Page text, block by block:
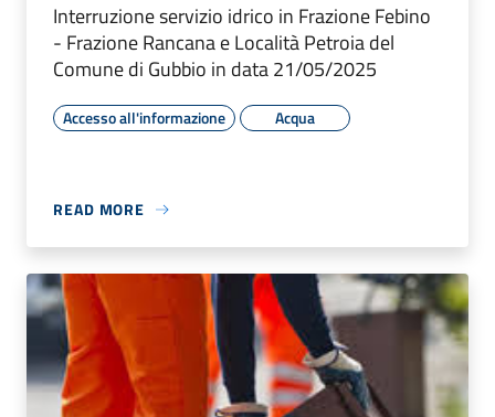
Interruzione servizio idrico in Frazione Febino
- Frazione Rancana e Località Petroia del
Comune di Gubbio in data 21/05/2025
Accesso all'informazione Acqua
READ MORE